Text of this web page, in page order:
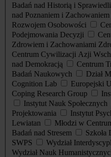
Badań nad Historią i
nad Poznaniem i Zachowaniem
Rozwojem Osobowości
Podejmowania Decyzji
Zdrowiem i Zachowaniami
Centrum Cywilizacji Azji
nad Demokracją
Centrum
Badań Naukowych
Dział
Cognition Lab
Europejski
Coping Research Group
Instytut Nauk Społecznych
Projektowania
Instytut
Lewiatan
Młodzi w
Badań nad Stresem
Szkoła
SWPS
Wydział
Wydział Nauk